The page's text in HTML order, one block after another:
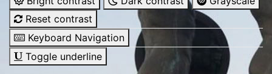
Reset contrast
Keyboard Navigation
Toggle underline